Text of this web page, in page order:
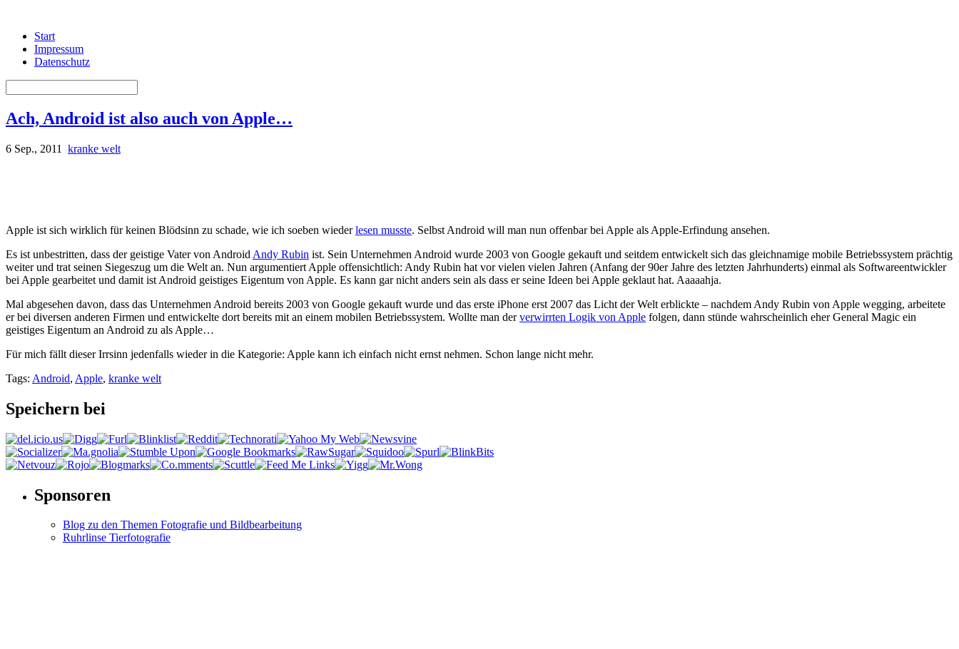
Start
Impressum
Datenschutz
Ach, Android ist also auch von Apple…
6 Sep., 2011 kranke welt
Apple ist sich wirklich für keinen Blödsinn zu schade, wie ich soeben wiederlesen musste. Selbst Android will man nun offenbar bei Apple als Apple-Erfindung ansehen.
Es ist unbestritten, dass der geistige Vater von Android Andy Rubin ist. Sein Unternehmen Android wurde 2003 von Google gekauft und seitdem entwickelt sich das gleichnamige mobile Betriebssystem prächtig
weiter und trat seinen Siegeszug um die Welt an. Nun argumentiert Apple offensichtlich: Andy Rubin hat vor vielen vielen Jahren (Anfang der 90er Jahre des letzten Jahrhunderts) einmal als Softwareentwickler
bei Apple gearbeitet und damit ist Android geistiges Eigentum von Apple. Es kann gar nicht anders sein als dass er seine Ideen bei Apple geklaut hat. Aaaaahja.
Mal abgesehen davon, dass das Unternehmen Android bereits 2003 von Google gekauft wurde und das erste iPhone erst 2007 das Licht der Welt erblickte – nachdem Andy Rubin von Apple wegging, arbeitete
er bei diversen anderen Firmen und entwickelte dort bereits mit an einem mobilen Betriebssystem. Wollte man derverwirrten Logik von Apple folgen, dann stünde wahrscheinlich eher General Magic ein
geistiges Eigentum an Android zu als Apple…
Für mich fällt dieser Irrsinn jedenfalls wieder in die Kategorie: Apple kann ich einfach nicht ernst nehmen. Schon lange nicht mehr.
Tags: Android, Apple, kranke welt
Speichern bei
Sponsoren
Blog zu den Themen Fotografie und Bildbearbeitung
Ruhrlinse Tierfotografie